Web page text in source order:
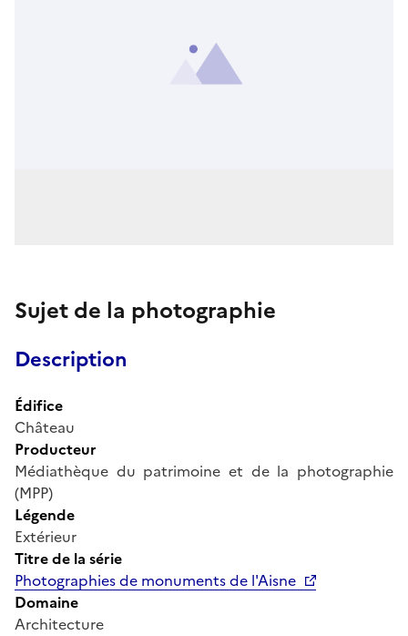
Sujet de la photographie
Description
Édifice
Château
Producteur
Médiathèque du patrimoine et de la photographie
(MPP)
Légende
Extérieur
Titre de la série
Photographies de monuments de l'Aisne
Domaine
Architecture